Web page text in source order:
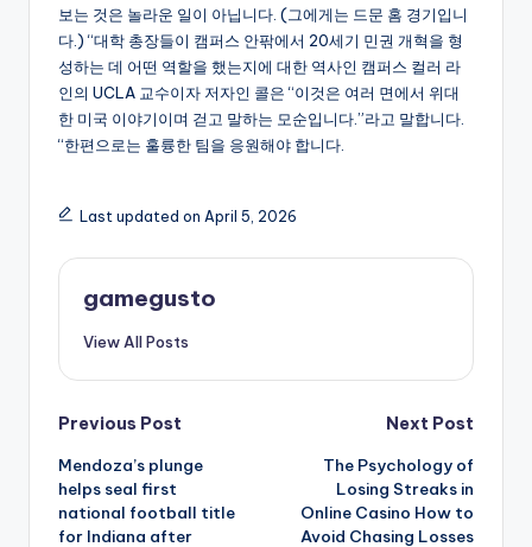
보는 것은 놀라운 일이 아닙니다. (그에게는 드문 홈 경기입니
다.) “대학 총장들이 캠퍼스 안팎에서 20세기 민권 개혁을 형
성하는 데 어떤 역할을 했는지에 대한 역사인 캠퍼스 컬러 라
인의 UCLA 교수이자 저자인 콜은 “이것은 여러 면에서 위대
한 미국 이야기이며 걷고 말하는 모순입니다.”라고 말합니다.
“한편으로는 훌륭한 팀을 응원해야 합니다.
Last updated on April 5, 2026
gamegusto
View All Posts
Post
navigation
Previous Post
Mendoza’s plunge
helps seal first
national football title
for Indiana after
Next Post
The Psychology of
Losing Streaks in
Online Casino How to
Avoid Chasing Losses